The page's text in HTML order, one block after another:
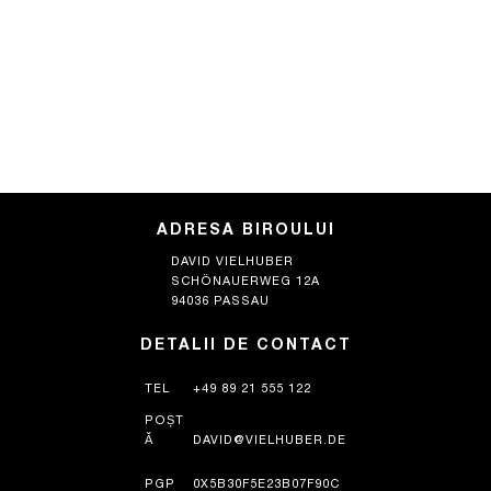
ADRESA BIROULUI
DAVID VIELHUBER
SCHÖNAUERWEG 12A
94036 PASSAU
DETALII DE CONTACT
TEL +49 89 21 555 122
POȘT
Ă
DAVID@VIELHUBER.DE
PGP 0X5B30F5E23B07F90C